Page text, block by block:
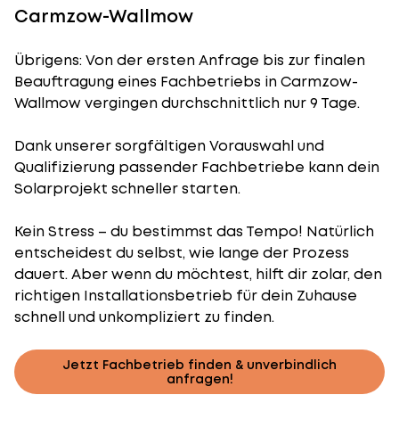
Carmzow-Wallmow
Übrigens: Von der ersten Anfrage bis zur finalen
Beauftragung eines Fachbetriebs in Carmzow-
Wallmow vergingen durchschnittlich nur 9 Tage.
Dank unserer sorgfältigen Vorauswahl und
Qualifizierung passender Fachbetriebe kann dein
Solarprojekt schneller starten.
Kein Stress – du bestimmst das Tempo! Natürlich
entscheidest du selbst, wie lange der Prozess
dauert. Aber wenn du möchtest, hilft dir zolar, den
richtigen Installationsbetrieb für dein Zuhause
schnell und unkompliziert zu finden.
Jetzt Fachbetrieb finden & unverbindlich
anfragen!